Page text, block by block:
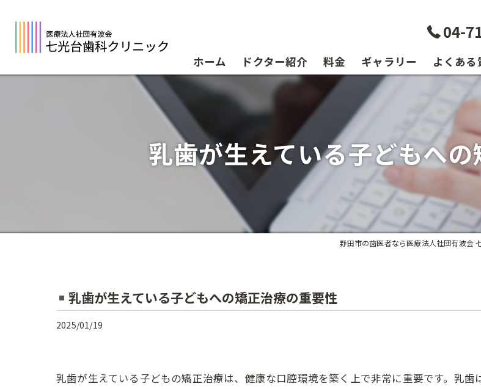
04-
ホーム ドクター紹介 料金 ギャラリー よくある
乳歯が生えている子どもへ
野田市の歯医者なら医療法人社団有波会
乳歯が生えている子どもへの矯正治療の重要性
2025/01/19
乳歯が生えている子どもの矯正治療は、健康な口腔環境を築く上で非常に重要です。乳